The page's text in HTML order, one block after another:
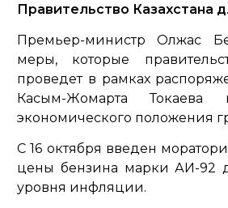
Правительство Казахстана
Премьер-министр Олжас
меры, которые
проведет в рамках
Касым-Жомарта Токаева
экономического положения
С 16 октября введен
цены бензина марки АИ-92
уровня инфляции.